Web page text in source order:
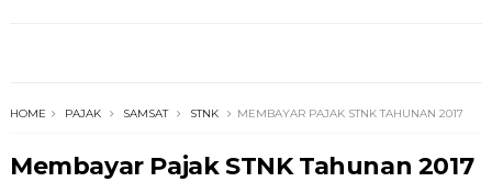
HOME PAJAK SAMSAT STNK MEMBAYAR PAJAK STNK TAHUNAN 2017
Membayar Pajak STNK Tahunan 2017